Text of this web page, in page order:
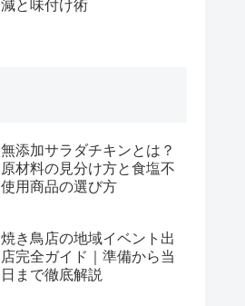
減と味付け術
無添加サラダチキンとは？
原材料の見分け方と食塩不
使用商品の選び方
焼き鳥店の地域イベント出
店完全ガイド｜準備から当
日まで徹底解説